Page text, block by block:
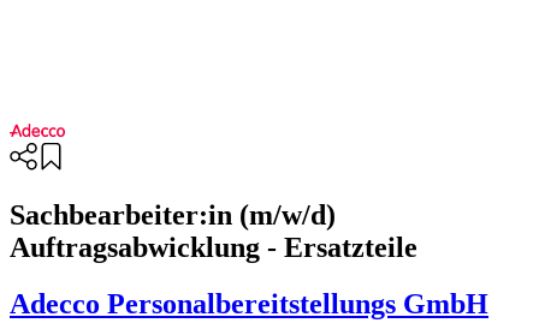
Sachbearbeiter:in (m/w/d)
Auftragsabwicklung - Ersatzteile
Adecco Personalbereitstellungs GmbH